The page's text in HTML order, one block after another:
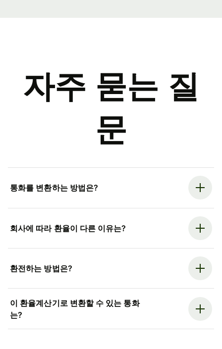
자주 묻는 질
문
통화를 변환하는 방법은?
회사에 따라 환율이 다른 이유는?
환전하는 방법은?
이 환율계산기로 변환할 수 있는 통화
는?